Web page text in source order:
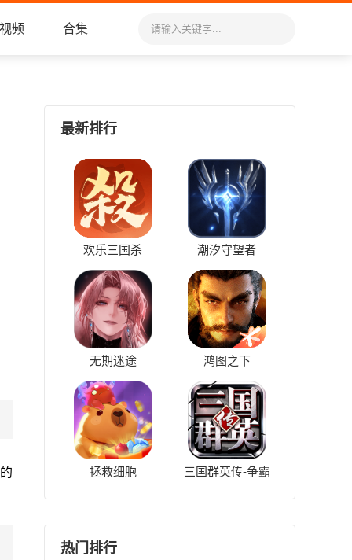
视频 合集
最新排行
欢乐三国杀 潮汐守望者
无期迷途 鸿图之下
拯救细胞 三国群英传-争霸
热门排行